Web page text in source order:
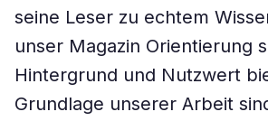
seine Leser zu echtem
unser Magazin Orientierung
Hintergrund und Nutzwert
Grundlage unserer Arbeit